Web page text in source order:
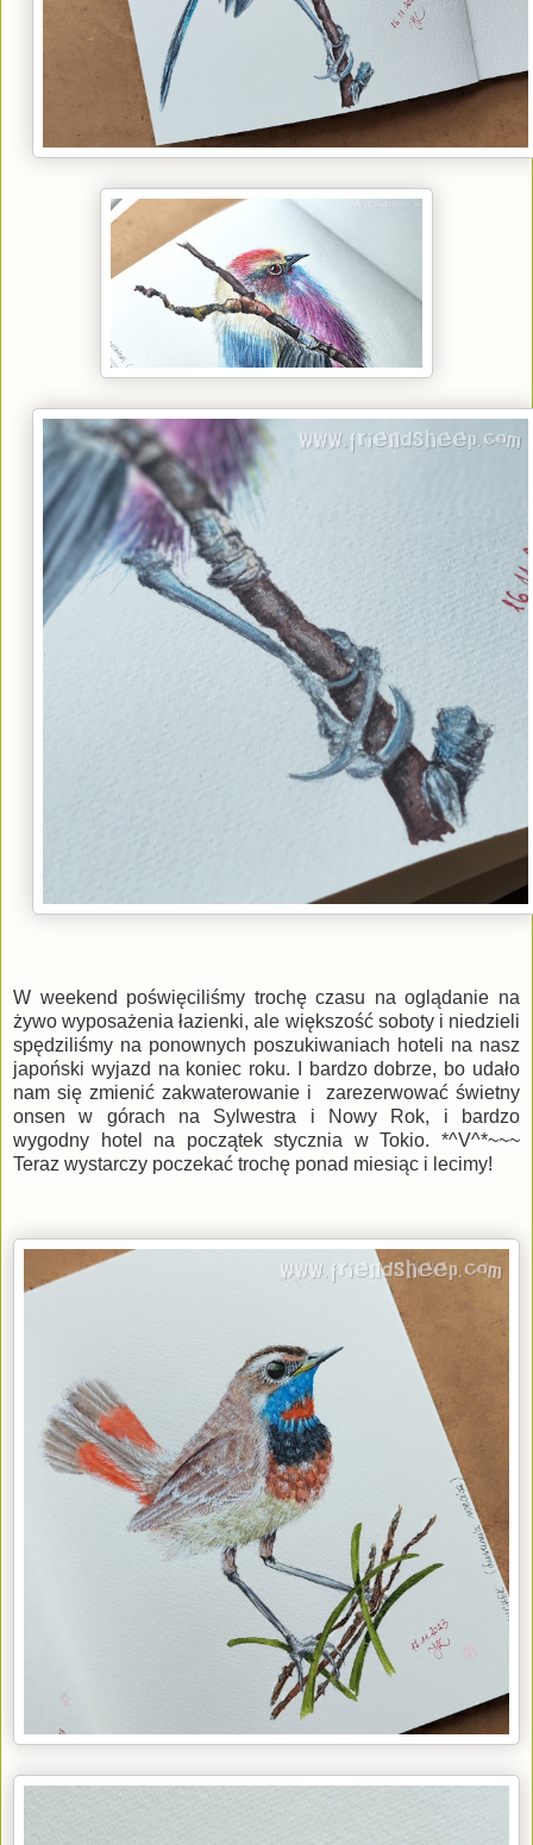
W weekend poświęciliśmy trochę czasu na oglądanie na
żywo wyposażenia łazienki, ale większość soboty i niedzieli
spędziliśmy na ponownych poszukiwaniach hoteli na nasz
japoński wyjazd na koniec roku. I bardzo dobrze, bo udało
nam się zmienić zakwaterowanie i zarezerwować świetny
onsen w górach na Sylwestra i Nowy Rok, i bardzo
wygodny hotel na początek stycznia w Tokio. *^V^*~~~
Teraz wystarczy poczekać trochę ponad miesiąc i lecimy!